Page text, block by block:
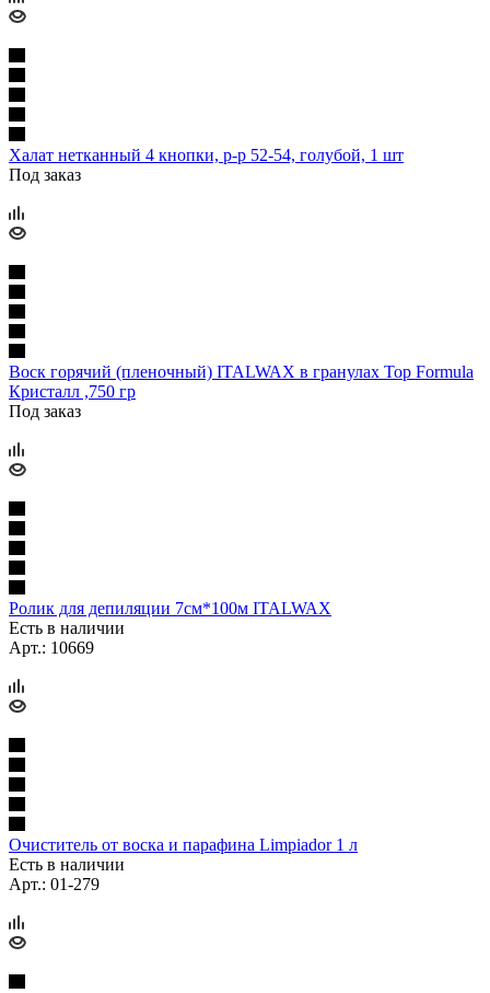
Халат нетканный 4 кнопки, р-р 52-54, голубой, 1 шт
Под заказ
Воск горячий (пленочный) ITALWAX в гранулах Top Formula
Кристалл ,750 гр
Под заказ
Ролик для депиляции 7см*100м ITALWAX
Есть в наличии
Арт.: 10669
Очиститель от воска и парафина Limpiador 1 л
Есть в наличии
Арт.: 01-279